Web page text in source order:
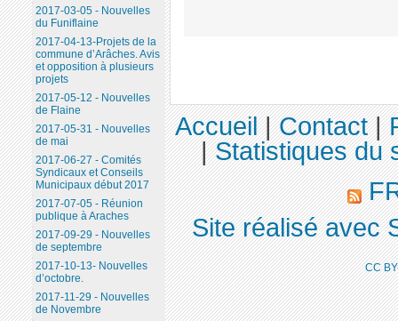
2017-03-05 - Nouvelles
du Funiflaine
2017-04-13-Projets de la
commune d’Arâches. Avis
et opposition à plusieurs
projets
2017-05-12 - Nouvelles
de Flaine
2017-05-31 - Nouvelles
de mai
2017-06-27 - Comités
Syndicaux et Conseils
Municipaux début 2017
2017-07-05 - Réunion
publique à Araches
2017-09-29 - Nouvelles
de septembre
2017-10-13- Nouvelles
d’octobre.
2017-11-29 - Nouvelles
de Novembre
Accueil|Contact|
|Statistiques du
Site réalisé avec
CC